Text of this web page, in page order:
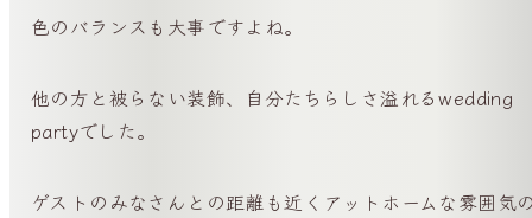
色のバランスも大事ですよね。
他の方と被らない装飾、自分たちらしさ溢れるwedding
partyでした。
ゲストのみなさんとの距離も近くアットホームな雰囲気